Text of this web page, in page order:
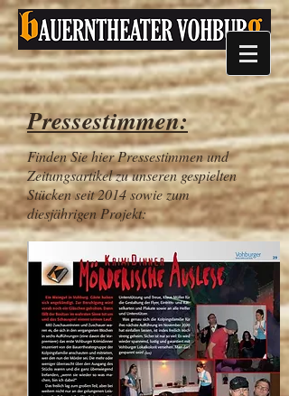
Pressestimmen:
Finden Sie hier Pressestimmen und
Zeitungsartikel zu unseren gespielten
Stücken seit 2014 sowie zum
diesjährigen Projekt: